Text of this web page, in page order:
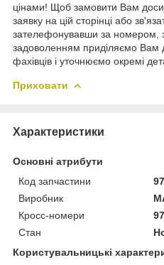
цінами! Щоб замовити Вам
заявку на цій сторінці або
зателефонувавши за номером,
задоволенням приділяємо Вам
фахівців і уточнюємо окремі
Приховати
Характеристики
Основні атрибути
Код запчастини
Виробник
Кросс-номери
Стан
Користувальницькі